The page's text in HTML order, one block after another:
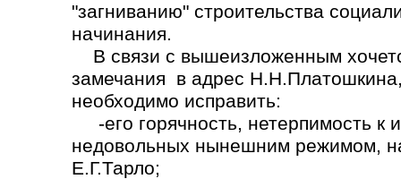
"загниванию" строительства
начинания.
В связи с вышеизложенным
замечания в адрес
необходимо исправить:
-его горячность, нетерпимость
недовольных нынешним режимом,
Е.Г.Тарло;